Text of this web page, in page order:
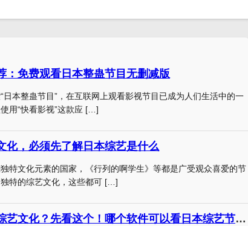
：免费观看日本整蛊节目无删减版
日本整蛊节目”，在互联网上观看影视节目已成为人们生活中的一
用“快看影视”这款应 […]
化，必须先了解日本综艺是什么
特文化元素的国家，《行列的啊学生》等都是广受观众喜爱的节
特的综艺文化，这些都可 […]
想了解日本综艺文化？先看这个！哪个软件可以看日本综艺节目直播？